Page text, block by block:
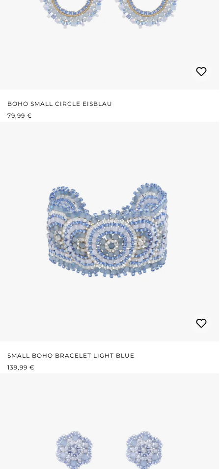
BOHO SMALL CIRCLE EISBLAU
REGULÄRER PREIS:
79,99 €
SMALL BOHO BRACELET LIGHT BLUE
REGULÄRER PREIS:
139,99 €